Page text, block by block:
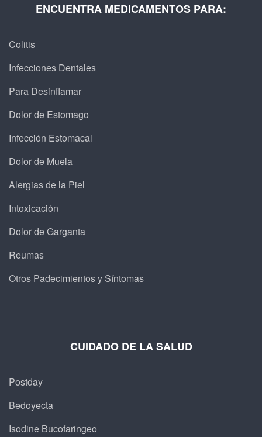
ENCUENTRA MEDICAMENTOS PARA:
Colitis
Infecciones Dentales
Para Desinflamar
Dolor de Estomago
Infección Estomacal
Dolor de Muela
Alergias de la Piel
Intoxicación
Dolor de Garganta
Reumas
Otros Padecimientos y Síntomas
CUIDADO DE LA SALUD
Postday
Bedoyecta
Isodine Bucofaringeo